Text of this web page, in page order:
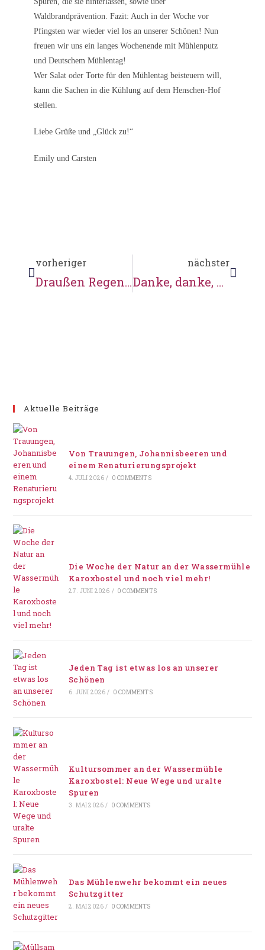
Waldbrandprävention. Fazit: Auch in der Woche vor
Pfingsten war wieder viel los an unserer Schönen! Nun
freuen wir uns ein langes Wochenende mit Mühlenputz
und Deutschem Mühlentag!
Wer Salat oder Torte für den Mühlentag beisteuern will,
kann die Sachen in die Kühlung auf dem Henschen-Hof
stellen.
Liebe Grüße und „Glück zu!“
Emily und Carsten
vorheriger
Draußen Regen. Drinnen … Mehlstaub!
nächster
Danke, danke, danke an alle Besucher!
Aktuelle Beiträge
Von Trauungen, Johannisbeeren und
einem Renaturierungsprojekt
4. JULI 2026 / 0 COMMENTS
Die Woche der Natur an der Wassermühle
Karoxbostel und noch viel mehr!
27. JUNI 2026 / 0 COMMENTS
Jeden Tag ist etwas los an unserer
Schönen
6. JUNI 2026 / 0 COMMENTS
Kultursommer an der Wassermühle
Karoxbostel: Neue Wege und uralte
Spuren
3. MAI 2026 / 0 COMMENTS
Das Mühlenwehr bekommt ein neues
Schutzgitter
2. MAI 2026 / 0 COMMENTS